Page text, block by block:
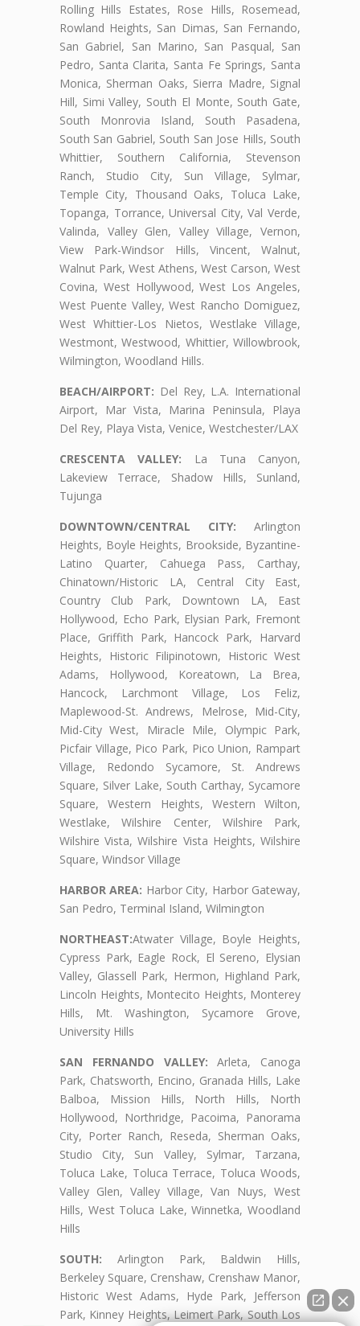
Rolling Hills Estates, Rose Hills, Rosemead,
Rowland Heights, San Dimas, San Fernando,
San Gabriel, San Marino, San Pasqual, San
Pedro, Santa Clarita, Santa Fe Springs, Santa
Monica, Sherman Oaks, Sierra Madre, Signal
Hill, Simi Valley, South El Monte, South Gate,
South Monrovia Island, South Pasadena,
South San Gabriel, South San Jose Hills, South
Whittier, Southern California, Stevenson
Ranch, Studio City, Sun Village, Sylmar,
Temple City, Thousand Oaks, Toluca Lake,
Topanga, Torrance, Universal City, Val Verde,
Valinda, Valley Glen, Valley Village, Vernon,
View Park-Windsor Hills, Vincent, Walnut,
Walnut Park, West Athens, West Carson, West
Covina, West Hollywood, West Los Angeles,
West Puente Valley, West Rancho Domiguez,
West Whittier-Los Nietos, Westlake Village,
Westmont, Westwood, Whittier, Willowbrook,
Wilmington, Woodland Hills.
BEACH/AIRPORT: Del Rey, L.A. International
Airport, Mar Vista, Marina Peninsula, Playa
Del Rey, Playa Vista, Venice, Westchester/LAX
CRESCENTA VALLEY: La Tuna Canyon,
Lakeview Terrace, Shadow Hills, Sunland,
Tujunga
DOWNTOWN/CENTRAL CITY: Arlington
Heights, Boyle Heights, Brookside, Byzantine-
Latino Quarter, Cahuega Pass, Carthay,
Chinatown/Historic LA, Central City East,
Country Club Park, Downtown LA, East
Hollywood, Echo Park, Elysian Park, Fremont
Place, Griffith Park, Hancock Park, Harvard
Heights, Historic Filipinotown, Historic West
Adams, Hollywood, Koreatown, La Brea,
Hancock, Larchmont Village, Los Feliz,
Maplewood-St. Andrews, Melrose, Mid-City,
Mid-City West, Miracle Mile, Olympic Park,
Picfair Village, Pico Park, Pico Union, Rampart
Village, Redondo Sycamore, St. Andrews
Square, Silver Lake, South Carthay, Sycamore
Square, Western Heights, Western Wilton,
Westlake, Wilshire Center, Wilshire Park,
Wilshire Vista, Wilshire Vista Heights, Wilshire
Square, Windsor Village
HARBOR AREA: Harbor City, Harbor Gateway,
San Pedro, Terminal Island, Wilmington
NORTHEAST:Atwater Village, Boyle Heights,
Cypress Park, Eagle Rock, El Sereno, Elysian
Valley, Glassell Park, Hermon, Highland Park,
Lincoln Heights, Montecito Heights, Monterey
Hills, Mt. Washington, Sycamore Grove,
University Hills
SAN FERNANDO VALLEY: Arleta, Canoga
Park, Chatsworth, Encino, Granada Hills, Lake
Balboa, Mission Hills, North Hills, North
Hollywood, Northridge, Pacoima, Panorama
City, Porter Ranch, Reseda, Sherman Oaks,
Studio City, Sun Valley, Sylmar, Tarzana,
Toluca Lake, Toluca Terrace, Toluca Woods,
Valley Glen, Valley Village, Van Nuys, West
Hills, West Toluca Lake, Winnetka, Woodland
Hills
SOUTH: Arlington Park, Baldwin Hills,
Berkeley Square, Crenshaw, Crenshaw Manor,
Historic West Adams, Hyde Park, Jefferson
Park, Kinney Heights, Leimert Park, South Los